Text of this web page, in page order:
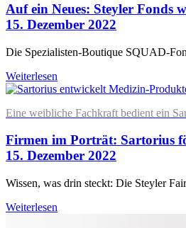
Auf ein Neues: Steyler Fonds
15. Dezember 2022
Die Spezialisten-Boutique SQUAD-
Weiterlesen
Eine weibliche Fachkraft bedient ein
Firmen im Porträt: Sartorius
15. Dezember 2022
Wissen, was drin steckt: Die Steyler
Weiterlesen